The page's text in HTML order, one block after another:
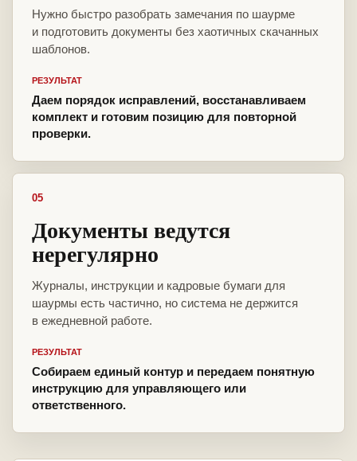
Нужно быстро разобрать замечания по шаурме
и подготовить документы без хаотичных скачанных
шаблонов.
РЕЗУЛЬТАТ
Даем порядок исправлений, восстанавливаем
комплект и готовим позицию для повторной
проверки.
05
Документы ведутся
нерегулярно
Журналы, инструкции и кадровые бумаги для
шаурмы есть частично, но система не держится
в ежедневной работе.
РЕЗУЛЬТАТ
Собираем единый контур и передаем понятную
инструкцию для управляющего или
ответственного.